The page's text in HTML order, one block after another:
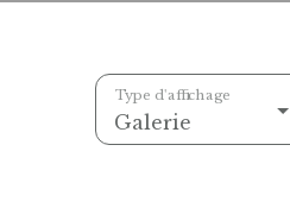
Galerie
Type d'affichage